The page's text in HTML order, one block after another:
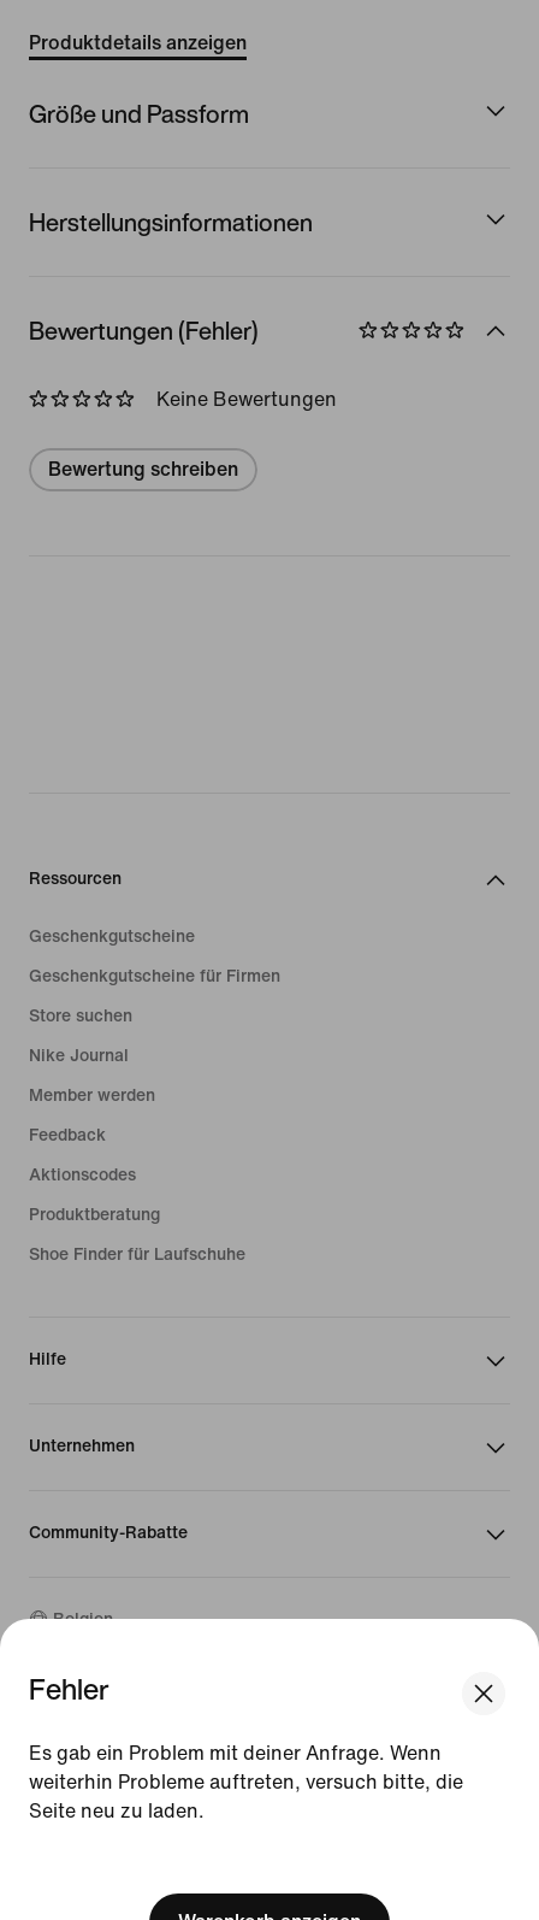
Update your location?
Belgien
Fehler
Es gab ein Problem mit deiner Anfrage. Wenn
weiterhin Probleme auftreten, versuch bitte, die
Seite neu zu laden.
Produktdetails anzeigen
Größe und Passform
Herstellungsinformationen
Bewertungen (Fehler)
Keine Bewertungen
Bewertung schreiben
Ressourcen
Geschenkgutscheine
Geschenkgutscheine für Firmen
Store suchen
Nike Journal
Member werden
Feedback
Aktionscodes
Produktberatung
Shoe Finder für Laufschuhe
Hilfe
Unternehmen
Community-Rabatte
Belgien
© 2026Nike, Inc. Alle Rechte vorbehalten
Nutzungsbedingungen
Verkaufsbedingungen
Impressum